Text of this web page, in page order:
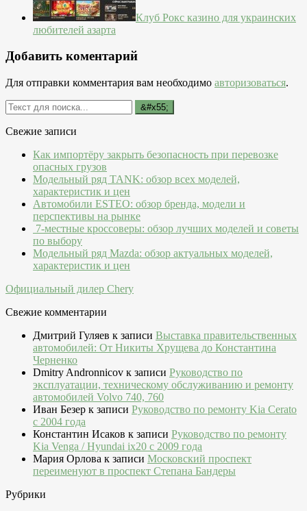
Клуб Рокс казино для украинских
любителей азарта
Добавить коментарий
Для отправки комментария вам необходимо авторизоваться.
Свежие записи
Как импортёру закрыть безопасность при перевозке
опасных грузов
Модельный ряд TANK: обзор всех моделей,
характеристик и цен
Автомобили ESTEO: обзор бренда, модели и
перспективы на рынке
7-местные кроссоверы: обзор лучших моделей и советы
по выбору
Модельный ряд Mazda: обзор актуальных моделей,
характеристик и цен
Официальный дилер Chery
Свежие комментарии
Дмитрий Гуляев к записи Выставка правительственных
автомобилей: От Никиты Хрущева до Константина
Черненко
Dmitry Andronnicov к записи Руководство по
эксплуатации, техническому обслуживанию и ремонту
автомобилей Volvo 740, 760
Иван Безер к записи Руководство по ремонту Kia Cerato
c 2004 года
Константин Исаков к записи Руководство по ремонту
Kia Venga / Hyundai ix20 c 2009 года
Мария Орлова к записи Московский проспект
переименуют в проспект Степана Бандеры
Рубрики